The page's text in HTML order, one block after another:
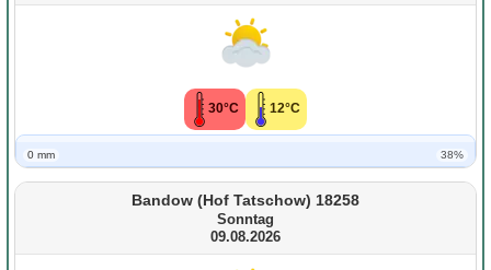
30°C 12°C
0 mm 38%
Bandow (Hof Tatschow) 18258
Sonntag
09.08.2026